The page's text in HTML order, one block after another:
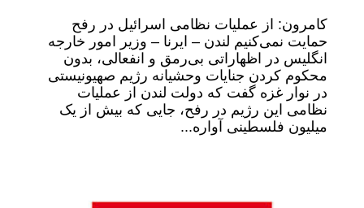
کامرون: از عملیات نظامی اسرائیل در رفح
حمایت نمی‌کنیم لندن – ایرنا – وزیر امور خارجه
انگلیس در اظهاراتی بی‌رمق و انفعالی، بدون
محکوم کردن جنایات وحشیانه رژیم صهیونیستی
در نوار غزه گفت که دولت لندن از عملیات
نظامی این رژیم در رفح، جایی که بیش از یک
میلیون فلسطینی آواره...